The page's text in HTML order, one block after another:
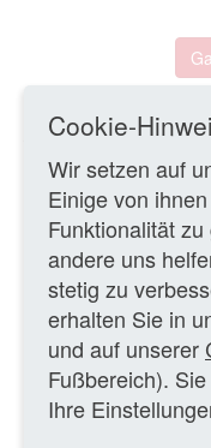
22.05.2020
ZURÜCK ZUR
WDR-Intendant
Werbereduktion
Politik
Cookie-
Wir setzen auf
Einige von
Funktionalität
andere uns
stetig zu
erhalten Sie in
und auf unserer
Fußbereich).
Ihre